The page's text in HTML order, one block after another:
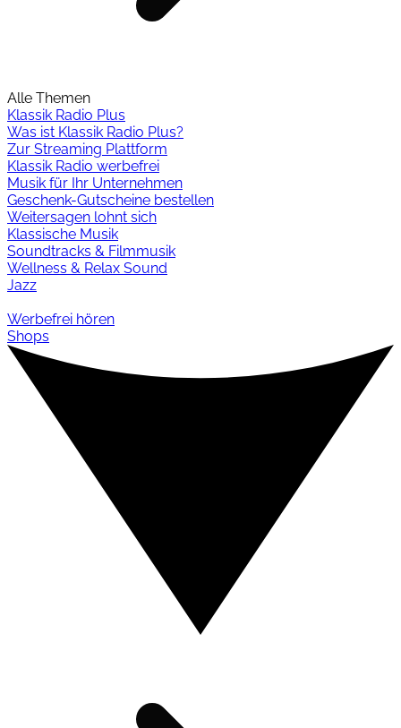
Alle Themen
Klassik Radio Plus
Was ist Klassik Radio Plus?
Zur Streaming Plattform
Klassik Radio werbefrei
Musik für Ihr Unternehmen
Geschenk-Gutscheine bestellen
Weitersagen lohnt sich
Klassische Musik
Soundtracks & Filmmusik
Wellness & Relax Sound
Jazz
Werbefrei hören
Shops